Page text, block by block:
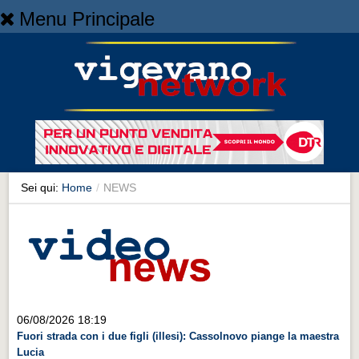
Menu Principale
NEWS
Cronaca
Cronaca
Artes et Artificia
Territorio
Territorio
Sei qui: Home / NEWS
06/08/2026 18:19
Fuori strada con i due figli (illesi): Cassolnovo piange la maestra
Lucia